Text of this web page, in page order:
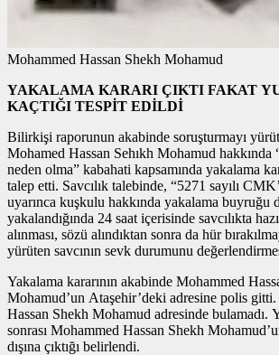
Mohammed Hassan Shekh Mohamud
YAKALAMA KARARI ÇIKTI FAKAT
KAÇTIĞI TESPİT EDİLDİ
Bilirkişi raporunun akabinde soruşturmayı
Mohamed Hassan Sehıkh Mohamud hakkında
neden olma” kabahati kapsamında yakalama
talep etti. Savcılık talebinde, “5271 sayılı
uyarınca kuşkulu hakkında yakalama buyruğu
yakalandığında 24 saat içerisinde savcılıkta
alınması, sözü alındıktan sonra da hür
yürüten savcının sevk durumunu
Yakalama kararının akabinde Mohammed
Mohamud’un Ataşehir’deki adresine polis
Hassan Shekh Mohamud adresinde bulamadı.
sonrası Mohammed Hassan Shekh
dışına çıktığı belirlendi.